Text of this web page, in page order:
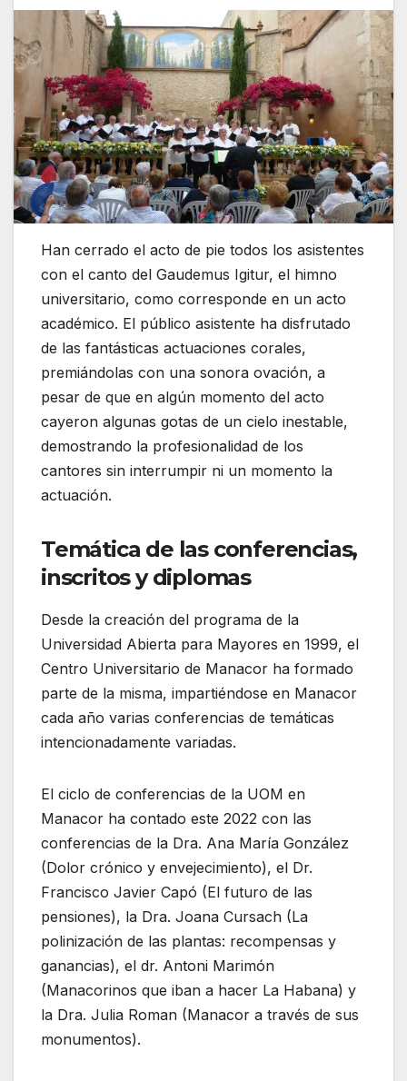
Han cerrado el acto de pie todos los asistentes
con el canto del Gaudemus Igitur, el himno
universitario, como corresponde en un acto
académico. El público asistente ha disfrutado
de las fantásticas actuaciones corales,
premiándolas con una sonora ovación, a
pesar de que en algún momento del acto
cayeron algunas gotas de un cielo inestable,
demostrando la profesionalidad de los
cantores sin interrumpir ni un momento la
actuación.
Temática de las conferencias,
inscritos y diplomas
Desde la creación del programa de la
Universidad Abierta para Mayores en 1999, el
Centro Universitario de Manacor ha formado
parte de la misma, impartiéndose en Manacor
cada año varias conferencias de temáticas
intencionadamente variadas.
El ciclo de conferencias de la UOM en
Manacor ha contado este 2022 con las
conferencias de la Dra. Ana María González
(Dolor crónico y envejecimiento), el Dr.
Francisco Javier Capó (El futuro de las
pensiones), la Dra. Joana Cursach (La
polinización de las plantas: recompensas y
ganancias), el dr. Antoni Marimón
(Manacorinos que iban a hacer La Habana) y
la Dra. Julia Roman (Manacor a través de sus
monumentos).